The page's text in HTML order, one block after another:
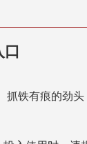
铁有痕的劲